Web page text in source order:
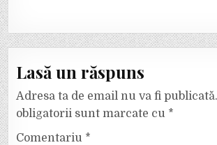
Lasă un răspuns
Adresa ta de email nu va fi publicată.
obligatorii sunt marcate cu *
Comentariu *